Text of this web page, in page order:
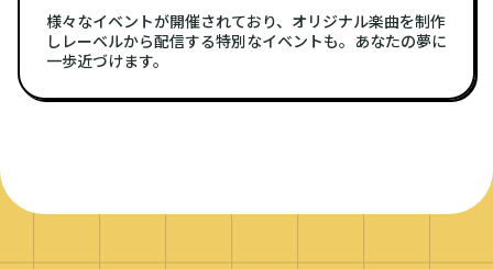
様々なイベントが開催されており、オリジナル楽曲を制作
しレーベルから配信する特別なイベントも。あなたの夢に
一歩近づけます。